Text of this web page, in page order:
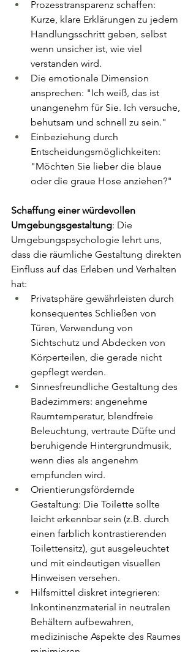
Prozesstransparenz schaffen:
Kurze, klare Erklärungen zu jedem
Handlungsschritt geben, selbst
wenn unsicher ist, wie viel
verstanden wird.
Die emotionale Dimension
ansprechen: "Ich weiß, das ist
unangenehm für Sie. Ich versuche,
behutsam und schnell zu sein."
Einbeziehung durch
Entscheidungsmöglichkeiten:
"Möchten Sie lieber die blaue
oder die graue Hose anziehen?"
Schaffung einer würdevollen
Umgebungsgestaltung: Die
Umgebungspsychologie lehrt uns,
dass die räumliche Gestaltung direkten
Einfluss auf das Erleben und Verhalten
hat:
Privatsphäre gewährleisten durch
konsequentes Schließen von
Türen, Verwendung von
Sichtschutz und Abdecken von
Körperteilen, die gerade nicht
gepflegt werden.
Sinnesfreundliche Gestaltung des
Badezimmers: angenehme
Raumtemperatur, blendfreie
Beleuchtung, vertraute Düfte und
beruhigende Hintergrundmusik,
wenn dies als angenehm
empfunden wird.
Orientierungsfördernde
Gestaltung: Die Toilette sollte
leicht erkennbar sein (z.B. durch
einen farblich kontrastierenden
Toilettensitz), gut ausgeleuchtet
und mit eindeutigen visuellen
Hinweisen versehen.
Hilfsmittel diskret integrieren:
Inkontinenzmaterial in neutralen
Behältern aufbewahren,
medizinische Aspekte des Raumes